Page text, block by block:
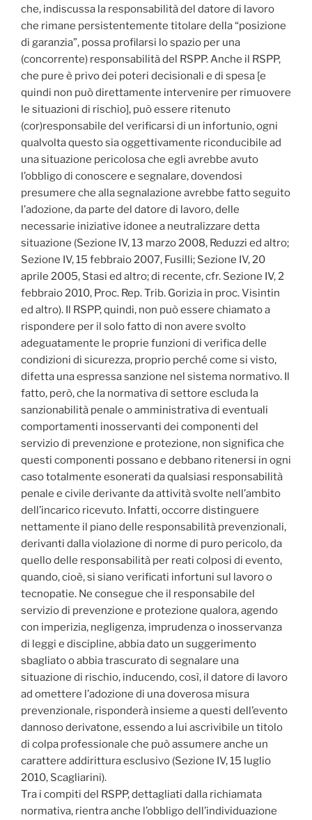
che, indiscussa la responsabilità del datore di lavoro
che rimane persistentemente titolare della “posizione
di garanzia”, possa profilarsi lo spazio per una
(concorrente) responsabilità del RSPP. Anche il RSPP,
che pure è privo dei poteri decisionali e di spesa [e
quindi non può direttamente intervenire per rimuovere
le situazioni di rischio], può essere ritenuto
(cor)responsabile del verificarsi di un infortunio, ogni
qualvolta questo sia oggettivamente riconducibile ad
una situazione pericolosa che egli avrebbe avuto
l’obbligo di conoscere e segnalare, dovendosi
presumere che alla segnalazione avrebbe fatto seguito
l’adozione, da parte del datore di lavoro, delle
necessarie iniziative idonee a neutralizzare detta
situazione (Sezione IV, 13 marzo 2008, Reduzzi ed altro;
Sezione IV, 15 febbraio 2007, Fusilli; Sezione IV, 20
aprile 2005, Stasi ed altro; di recente, cfr. Sezione IV, 2
febbraio 2010, Proc. Rep. Trib. Gorizia in proc. Visintin
ed altro). Il RSPP, quindi, non può essere chiamato a
rispondere per il solo fatto di non avere svolto
adeguatamente le proprie funzioni di verifica delle
condizioni di sicurezza, proprio perché come si visto,
difetta una espressa sanzione nel sistema normativo. Il
fatto, però, che la normativa di settore escluda la
sanzionabilità penale o amministrativa di eventuali
comportamenti inosservanti dei componenti del
servizio di prevenzione e protezione, non significa che
questi componenti possano e debbano ritenersi in ogni
caso totalmente esonerati da qualsiasi responsabilità
penale e civile derivante da attività svolte nell’ambito
dell’incarico ricevuto. Infatti, occorre distinguere
nettamente il piano delle responsabilità prevenzionali,
derivanti dalla violazione di norme di puro pericolo, da
quello delle responsabilità per reati colposi di evento,
quando, cioè, si siano verificati infortuni sul lavoro o
tecnopatie. Ne consegue che il responsabile del
servizio di prevenzione e protezione qualora, agendo
con imperizia, negligenza, imprudenza o inosservanza
di leggi e discipline, abbia dato un suggerimento
sbagliato o abbia trascurato di segnalare una
situazione di rischio, inducendo, così, il datore di lavoro
ad omettere l’adozione di una doverosa misura
prevenzionale, risponderà insieme a questi dell’evento
dannoso derivatone, essendo a lui ascrivibile un titolo
di colpa professionale che può assumere anche un
carattere addirittura esclusivo (Sezione IV, 15 luglio
2010, Scagliarini).
Tra i compiti del RSPP, dettagliati dalla richiamata
normativa, rientra anche l’obbligo dell’individuazione